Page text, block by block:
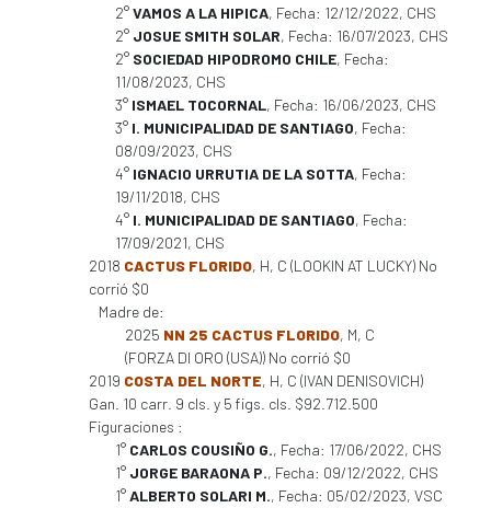
2°VAMOS A LA HIPICA, Fecha: 12/12/2022, CHS
2° JOSUE SMITH SOLAR, Fecha: 16/07/2023, CHS
2° SOCIEDAD HIPODROMO CHILE, Fecha:
11/08/2023, CHS
3° ISMAEL TOCORNAL, Fecha: 16/06/2023, CHS
3° I. MUNICIPALIDAD DE SANTIAGO, Fecha:
08/09/2023, CHS
4° IGNACIO URRUTIA DE LA SOTTA, Fecha:
19/11/2018, CHS
4° I. MUNICIPALIDAD DE SANTIAGO, Fecha:
17/09/2021, CHS
2018 CACTUS FLORIDO, H, C (LOOKIN AT LUCKY) No
corrió $0
Madre de:
2025 NN 25 CACTUS FLORIDO, M, C
(FORZA DI ORO (USA)) No corrió $0
2019 COSTA DEL NORTE, H, C (IVAN DENISOVICH)
Gan. 10 carr. 9 cls. y 5 figs. cls. $92.712.500
Figuraciones :
1° CARLOS COUSIÑO G., Fecha: 17/06/2022, CHS
1° JORGE BARAONA P., Fecha: 09/12/2022, CHS
1°ALBERTO SOLARI M., Fecha: 05/02/2023, VSC